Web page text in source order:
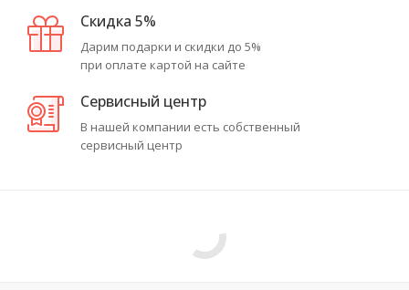
Скидка 5%
Дарим подарки и скидки до 5%
при оплате картой на сайте
Сервисный центр
В нашей компании есть собственный
сервисный центр